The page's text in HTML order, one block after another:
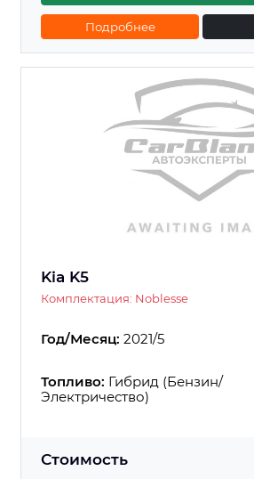
Подробнее
Kia K5
Комплектация: Noblesse
Год/Месяц: 2021/5
Топливо: Гибрид (Бензин/
Электричество)
Стоимость